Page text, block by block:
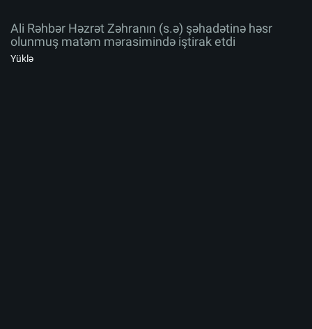
Ali Rəhbər Həzrət Zəhranın (s.ə) şəhadətinə həsr
olunmuş matəm mərasimində iştirak etdi
Yüklə